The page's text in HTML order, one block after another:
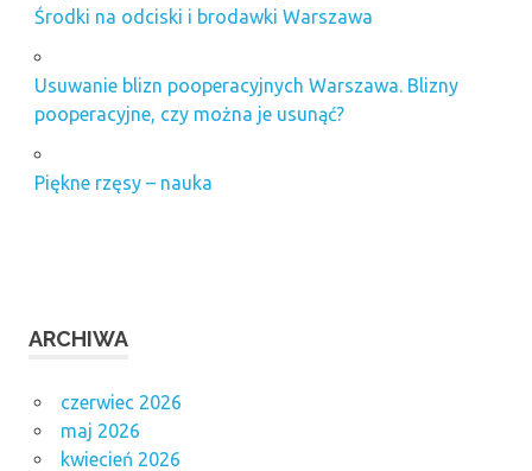
Środki na odciski i brodawki Warszawa
Usuwanie blizn pooperacyjnych Warszawa. Blizny
pooperacyjne, czy można je usunąć?
Piękne rzęsy – nauka
ARCHIWA
czerwiec 2026
maj 2026
kwiecień 2026